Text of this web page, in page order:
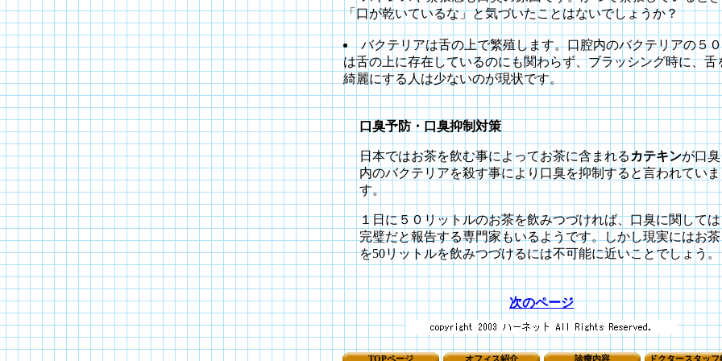
「口が乾いているな」と気づいたことはないでしょうか？
バクテリアは舌の上で繁殖します。口腔内のバクテリアの５
は舌の上に存在しているのにも関わらず、ブラッシング時に、舌
綺麗にする人は少ないのが現状です。
口臭予防・口臭抑制対策
日本ではお茶を飲む事によってお茶に含まれるカテキンが口臭
内のバクテリアを殺す事により口臭を抑制すると言われていま
す。
１日に５０リットルのお茶を飲みつづければ、口臭に関しては
完璧だと報告する専門家もいるようです。しかし現実にはお茶
を50リットルを飲みつづけるには不可能に近いことでしょう。
次のページ
TOPページ オフィス紹介 診療内容 ドクタースタッフ